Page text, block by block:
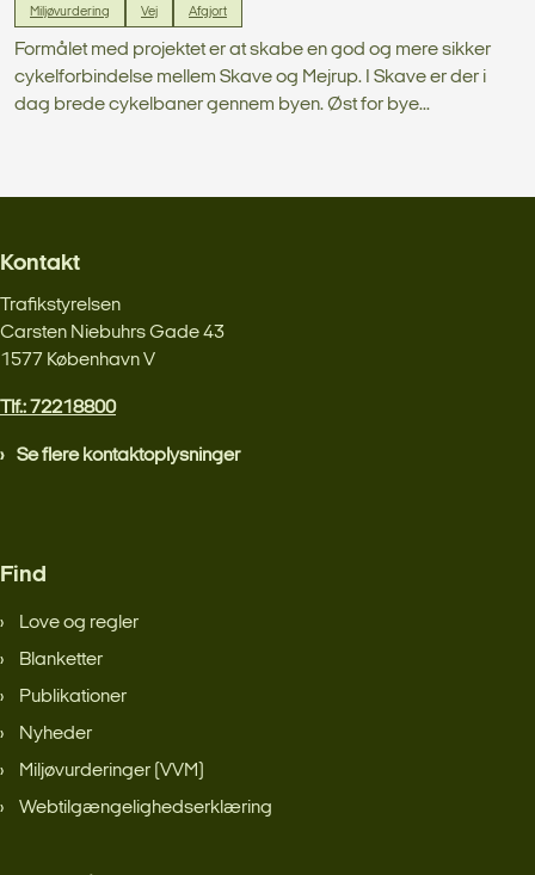
Miljøvurdering Vej Afgjort
Formålet med projektet er at skabe en god og mere sikker
cykelforbindelse mellem Skave og Mejrup. I Skave er der i
dag brede cykelbaner gennem byen. Øst for bye...
Kontakt
Trafikstyrelsen
Carsten Niebuhrs Gade 43
1577 København V
Tlf.: 72218800
Se flere kontaktoplysninger
Find
Love og regler
Blanketter
Publikationer
Nyheder
Miljøvurderinger (VVM)
Webtilgængelighedserklæring